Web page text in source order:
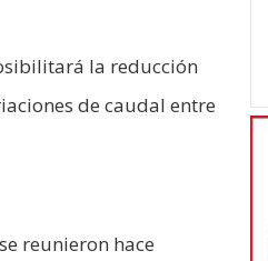
la reducción
de caudal entre
reunieron hace